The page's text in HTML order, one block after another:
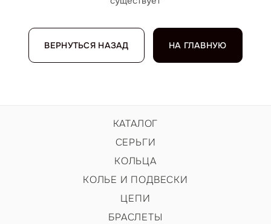
ВЕРНУТЬСЯ НАЗАД НА ГЛАВНУЮ
КАТАЛОГ
СЕРЬГИ
КОЛЬЦА
КОЛЬЕ И ПОДВЕСКИ
ЦЕПИ
БРАСЛЕТЫ